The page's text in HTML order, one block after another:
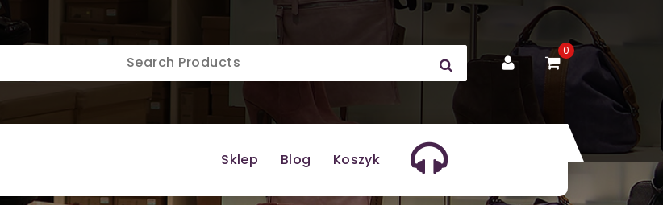
0
Sklep Blog Koszyk